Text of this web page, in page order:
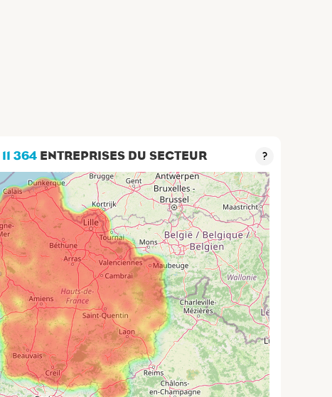
11 364 ENTREPRISES DU SECTEUR ?